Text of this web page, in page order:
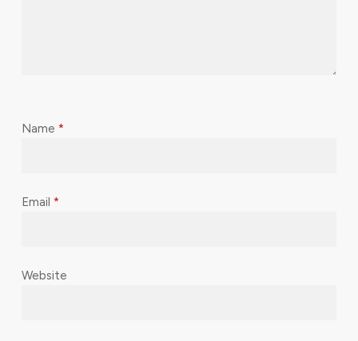
Name *
Email *
Website